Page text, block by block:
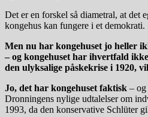
Det er en forskel så diametral, at det
kongehus kan fungere i et demokrati.
Men nu har kongehuset jo heller
– og kongehuset har ihvertfald
den ulyksalige påskekrise i 1920,
Jo, det har kongehuset faktisk – og
Dronningens nylige udtalelser om
1993, da den konservative Schlüter